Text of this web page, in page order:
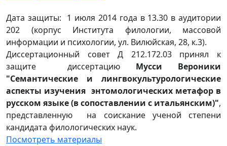
Дата защиты: 1 июля 2014 года в 13.30 в аудитории
202 (корпус Института филологии, массовой
информации и психологии, ул. Вилюйская, 28, к.3).
Диссертационный совет Д 212.172.03 принял к
защите диссертацию Мусси Вероники
"Семантические и лингвокультурологические
аспекты изучения энтомологических метафор в
русском языке (в сопоставлении с итальянским)",
представленную на соискание ученой степени
кандидата филологических наук.
Посмотреть материалы